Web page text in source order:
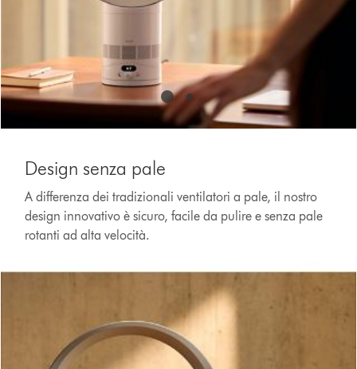
Design senza pale
A differenza dei tradizionali ventilatori a pale, il nostro
design innovativo è sicuro, facile da pulire e senza pale
rotanti ad alta velocità.